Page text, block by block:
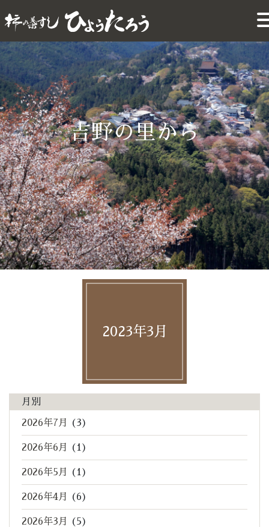
吉野の里から
2023年3月
月別
2026年7月 (3)
2026年6月 (1)
2026年5月 (1)
2026年4月 (6)
2026年3月 (5)